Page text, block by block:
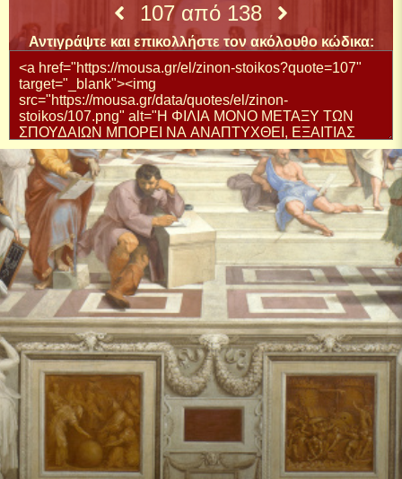
107 από 138
Αντιγράψτε και επικολλήστε τον ακόλουθο κώδικα: